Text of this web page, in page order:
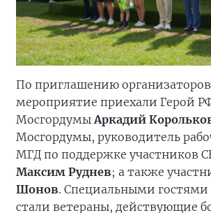
По приглашению
мероприятие приехали Герой
МосгордумыАркадий
Мосгордумы, руководитель
МГД по поддержке участников
Максим Руднев; а также
Шонов. Специальными гостями
стали ветераны, действующие